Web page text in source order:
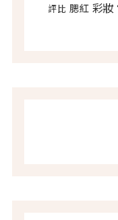
評比 腮紅 彩妝